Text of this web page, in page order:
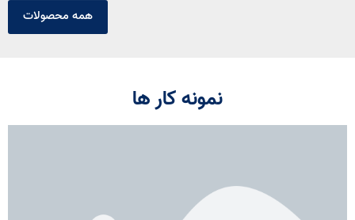
همه محصولات
نمونه کار ها